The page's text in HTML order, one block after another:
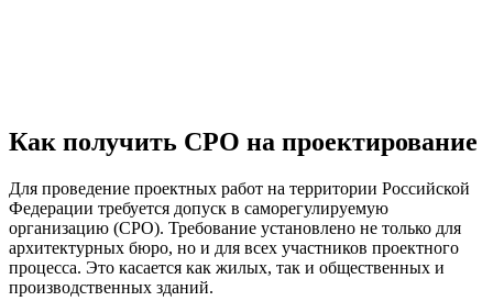
Как получить СРО на проектирование
Для проведение проектных работ на территории Российской
Федерации требуется допуск в саморегулируемую
организацию (СРО). Требование установлено не только для
архитектурных бюро, но и для всех участников проектного
процесса. Это касается как жилых, так и общественных и
производственных зданий.